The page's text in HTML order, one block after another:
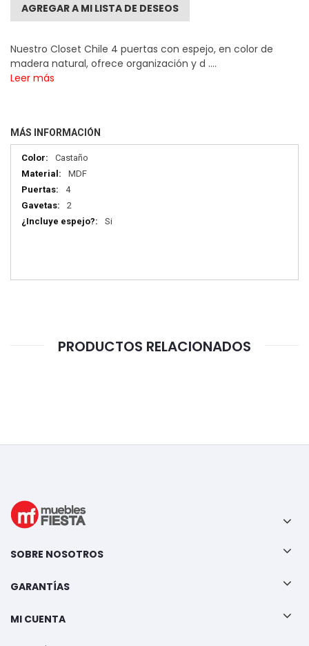
AGREGAR A MI LISTA DE DESEOS
Nuestro Closet Chile 4 puertas con espejo, en color de
madera natural, ofrece organización y d ....
Leer más
MÁS INFORMACIÓN
Más
información
Castaño
MDF
4
2
Si
PRODUCTOS RELACIONADOS
SOBRE NOSOTROS
GARANTÍAS
MI CUENTA